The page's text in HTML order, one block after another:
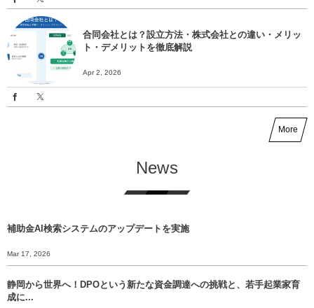
合同会社とは？設立方法・株式会社との違い・メリッ
ト・デメリットを徹底解説
Apr 2, 2026
More
News
補助金AI検索システムのアップデートを実施
Mar 17, 2026
静岡から世界へ！DPOという新たな資金調達への挑戦と、若手起業家育
成に...